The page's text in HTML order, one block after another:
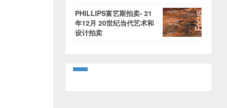
PHILLIPS富艺斯拍卖- 21
年12月 20世纪当代艺术和
设计拍卖